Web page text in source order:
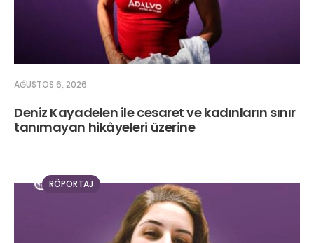
AĞUSTOS 6, 2026
Deniz Kayadelen ile cesaret ve kadınların sınır
tanımayan hikâyeleri üzerine
RÖPORTAJ